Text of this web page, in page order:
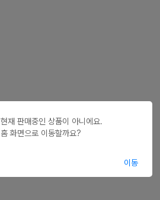
현재 판매중인 상품이 아니에요.
홈 화면으로 이동할까요?
이동